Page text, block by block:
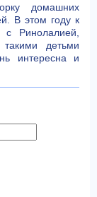
домашних
В этом году к
Ринолалией,
детьми
интересна и